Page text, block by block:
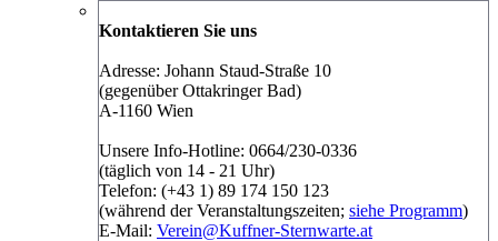
Kontaktieren Sie uns
Adresse: Johann Staud-Straße 10
(gegenüber Ottakringer Bad)
A-1160 Wien
Unsere Info-Hotline: 0664/230-0336
(täglich von 14 - 21 Uhr)
Telefon: (+43 1) 89 174 150 123
(während der Veranstaltungszeiten; siehe Programm)
E-Mail: Verein@Kuffner-Sternwarte.at